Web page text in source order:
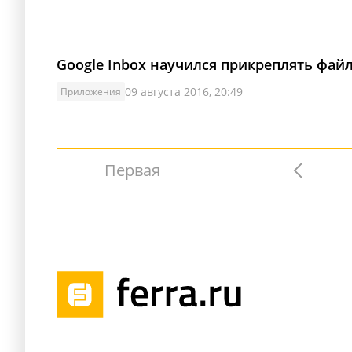
Google Inbox научился прикреплять
Приложения 09 августа 2016, 20:49
Первая